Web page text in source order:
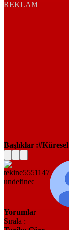
REKLAM
Başlıklar :
Yorumlar
Sırala :